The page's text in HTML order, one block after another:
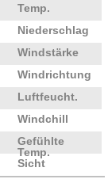
Temp.
Niederschlag
Windstärke
Windrichtung
Luftfeucht.
Windchill
Gefühlte
Temp.
Sicht